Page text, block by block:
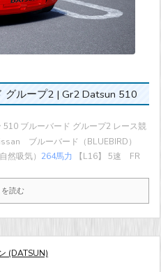
グループ2 | Gr2 Datsun 510
510 ブルーバード グループ2 レース競
ブルーバード（BLUEBIRD）
然吸気） 264馬力 【L16】 5速 FR
読む
(DATSUN)